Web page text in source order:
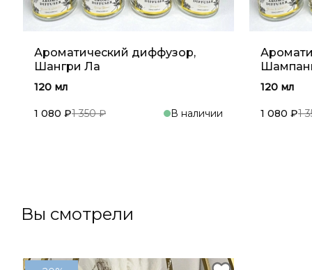
Ароматический диффузор,
Шангри Ла
120 мл
1 080 ₽1 350 ₽ В наличии
120 мл
1 080 ₽1
Вы смотрели